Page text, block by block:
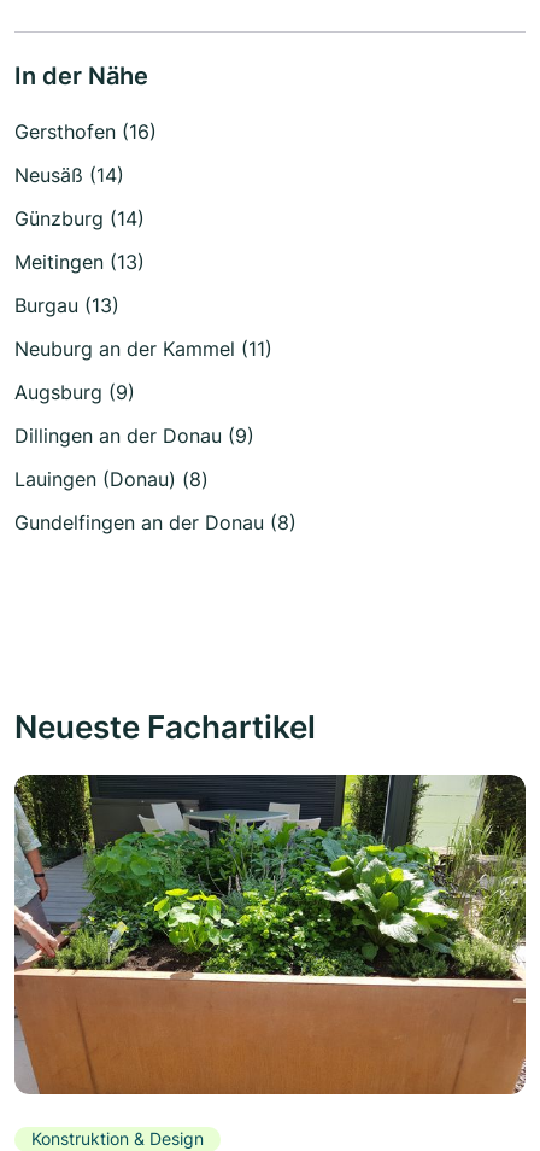
In der Nähe
Gersthofen (16)
Neusäß (14)
Günzburg (14)
Meitingen (13)
Burgau (13)
Neuburg an der Kammel (11)
Augsburg (9)
Dillingen an der Donau (9)
Lauingen (Donau) (8)
Gundelfingen an der Donau (8)
Neueste Fachartikel
Konstruktion & Design